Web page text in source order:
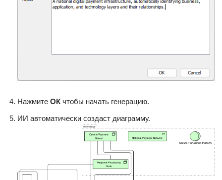
Нажмите ОК чтобы начать генерацию.
ИИ автоматически создаст диаграмму.